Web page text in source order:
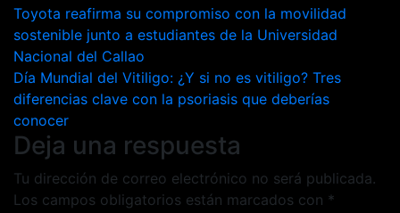
Navegación
de
entradas
Toyota reafirma su compromiso con la movilidad
sostenible junto a estudiantes de la Universidad
Nacional del Callao
Día Mundial del Vitiligo: ¿Y si no es vitiligo? Tres
diferencias clave con la psoriasis que deberías
conocer
Deja una respuesta
Tu dirección de correo electrónico no será publicada.
Los campos obligatorios están marcados con *